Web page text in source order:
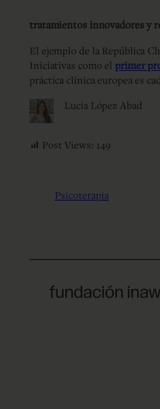
tratamientos innovadores y
El ejemplo de la República
Iniciativas como el primer
práctica clínica europea es
Lucía López Abad
Post Views: 149
Psicoterapia